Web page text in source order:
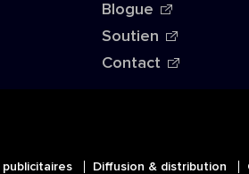
Blogue
Soutien
Contact
Diffusion & distribution